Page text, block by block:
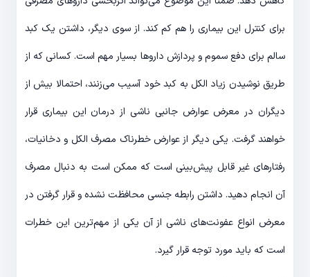
برای کنترل این بیماری را هم کم کند. از سوی دیگر، داشتن یک کبد
سالم برای دفع سموم و پردازش داروها بسیار مهم است. کسانی که از
طریق نوشیدن زیاد الکل به کبد خود آسیب می‌زنند، احتمالا بیش از
دیگران در معرض عوارض جانبی ناشی از درمان این بیماری قرار
خواهند گرفت. یکی دیگر از عوارض خطرناک مصرف الکل و دخانیات،
رفتارهای غیر قابل پیش‌بینی است که ممکن است به دنبال مصرف
آن انجام دهید. داشتن رابطه جنسی محافظت نشده و قرار گرفتن در
معرض انواع عفونت‌های ناشی از آن یکی از مهم‌ترین این خطرات
است که باید مورد توجه قرار گیرد.